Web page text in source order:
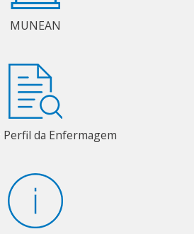
MUNEAN
Perfil da Enfermagem